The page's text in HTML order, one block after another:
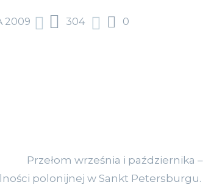
2009 304 0
Przełom września i października –
polonijnej w Sankt Petersburgu.